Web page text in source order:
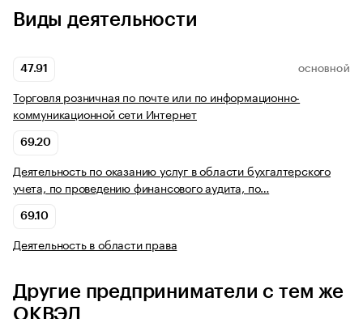
Виды деятельности
47.91 ОСНОВНОЙ
Торговля розничная по почте или по информационно-
коммуникационной сети Интернет
69.20
Деятельность по оказанию услуг в области бухгалтерского
учета, по проведению финансового аудита, по…
69.10
Деятельность в области права
Другие предприниматели с тем же
ОКВЭД